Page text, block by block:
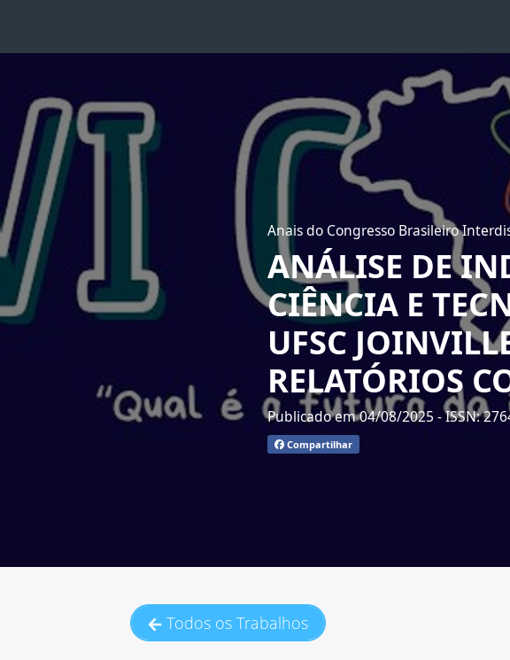
Anais do Congresso Brasileiro
ANÁLISE DE
CIÊNCIA E
UFSC
RELATÓRIOS
Publicado em 04/08/2025- ISSN:
Compartilhar
Todos os Trabalhos